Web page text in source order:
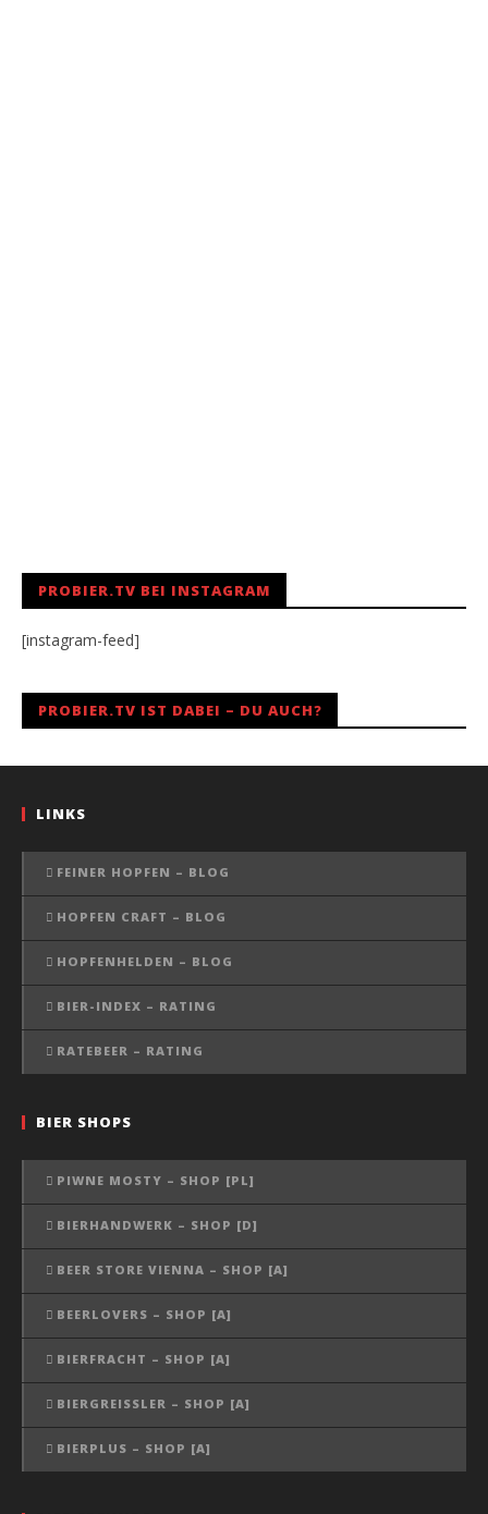
PROBIER.TV BEI INSTAGRAM
[instagram-feed]
PROBIER.TV IST DABEI – DU AUCH?
LINKS
FEINER HOPFEN – BLOG
HOPFEN CRAFT – BLOG
HOPFENHELDEN – BLOG
BIER-INDEX – RATING
RATEBEER – RATING
BIER SHOPS
PIWNE MOSTY – SHOP [PL]
BIERHANDWERK – SHOP [D]
BEER STORE VIENNA – SHOP [A]
BEERLOVERS – SHOP [A]
BIERFRACHT – SHOP [A]
BIERGREISSLER – SHOP [A]
BIERPLUS – SHOP [A]